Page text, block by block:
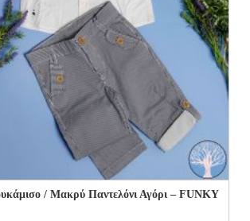
/ Μακρύ Παντελόνι Αγόρι – FUNKY